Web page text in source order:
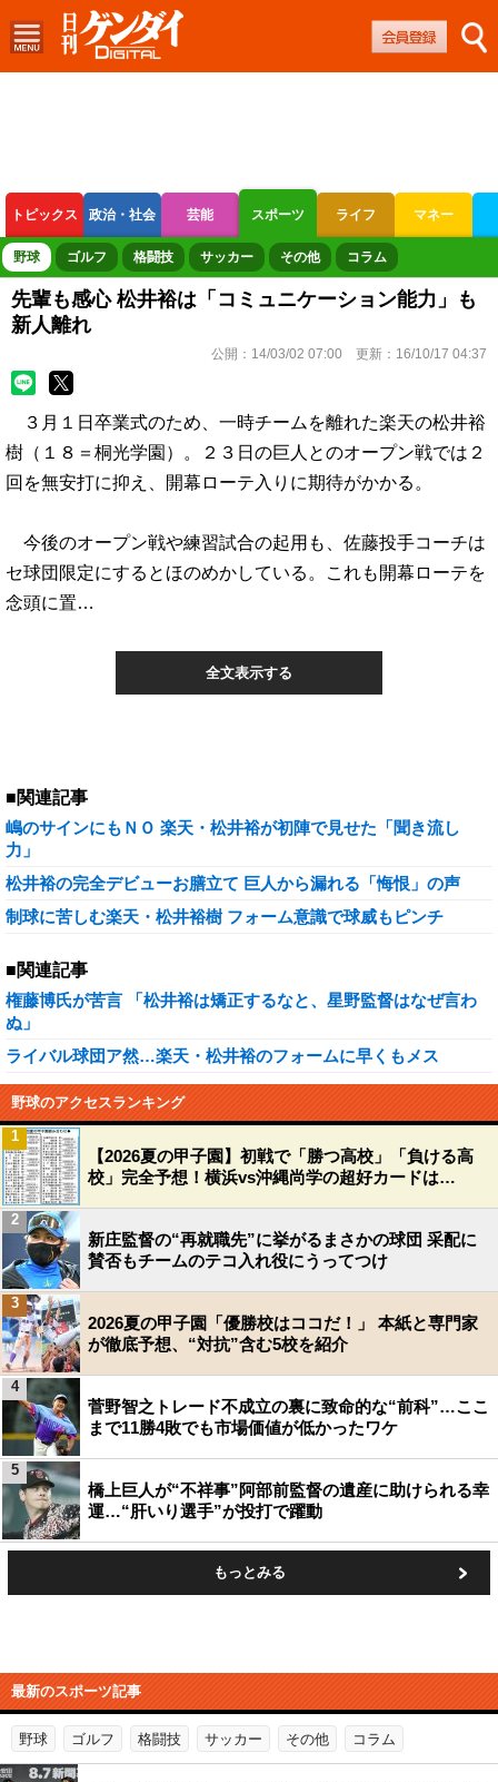
トピックス 政治・社会 芸能 スポーツ ライフ マネー
ボートレース 競輪 オートレース
野球 ゴルフ 格闘技 サッカー その他 コラム
先輩も感心 松井裕は「コミュニケーション能力」も
新人離れ
公開： 14/03/02 07:00 更新： 16/10/17 04:37
３月１日卒業式のため、一時チームを離れた楽天の松井裕
樹（１８＝桐光学園）。２３日の巨人とのオープン戦では２
回を無安打に抑え、開幕ローテ入りに期待がかかる。
今後のオープン戦や練習試合の起用も、佐藤投手コーチは
セ球団限定にするとほのめかしている。これも開幕ローテを
念頭に置…
全文表示する
■関連記事
嶋のサインにもＮＯ 楽天・松井裕が初陣で見せた「聞き流し
力」
松井裕の完全デビューお膳立て 巨人から漏れる「悔恨」の声
制球に苦しむ楽天・松井裕樹 フォーム意識で球威もピンチ
■関連記事
権藤博氏が苦言 「松井裕は矯正するなと、星野監督はなぜ言わ
ぬ」
ライバル球団ア然…楽天・松井裕のフォームに早くもメス
野球のアクセスランキング
【2026夏の甲子園】初戦で「勝つ高校」「負ける高
校」完全予想！横浜vs沖縄尚学の超好カードは…
1
新庄監督の“再就職先”に挙がるまさかの球団 采配に
賛否もチームのテコ入れ役にうってつけ
2
2026夏の甲子園「優勝校はココだ！」 本紙と専門家
が徹底予想、“対抗”含む5校を紹介
3
菅野智之トレード不成立の裏に致命的な“前科”…ここ
まで11勝4敗でも市場価値が低かったワケ
4
橋上巨人が“不祥事”阿部前監督の遺産に助けられる幸
運…“肝いり選手”が投打で躍動
5
もっとみる
最新のスポーツ記事
野球 ゴルフ 格闘技 サッカー その他 コラム